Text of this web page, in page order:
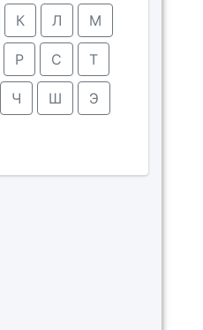
К Л М
Р С Т
Ч Ш Э